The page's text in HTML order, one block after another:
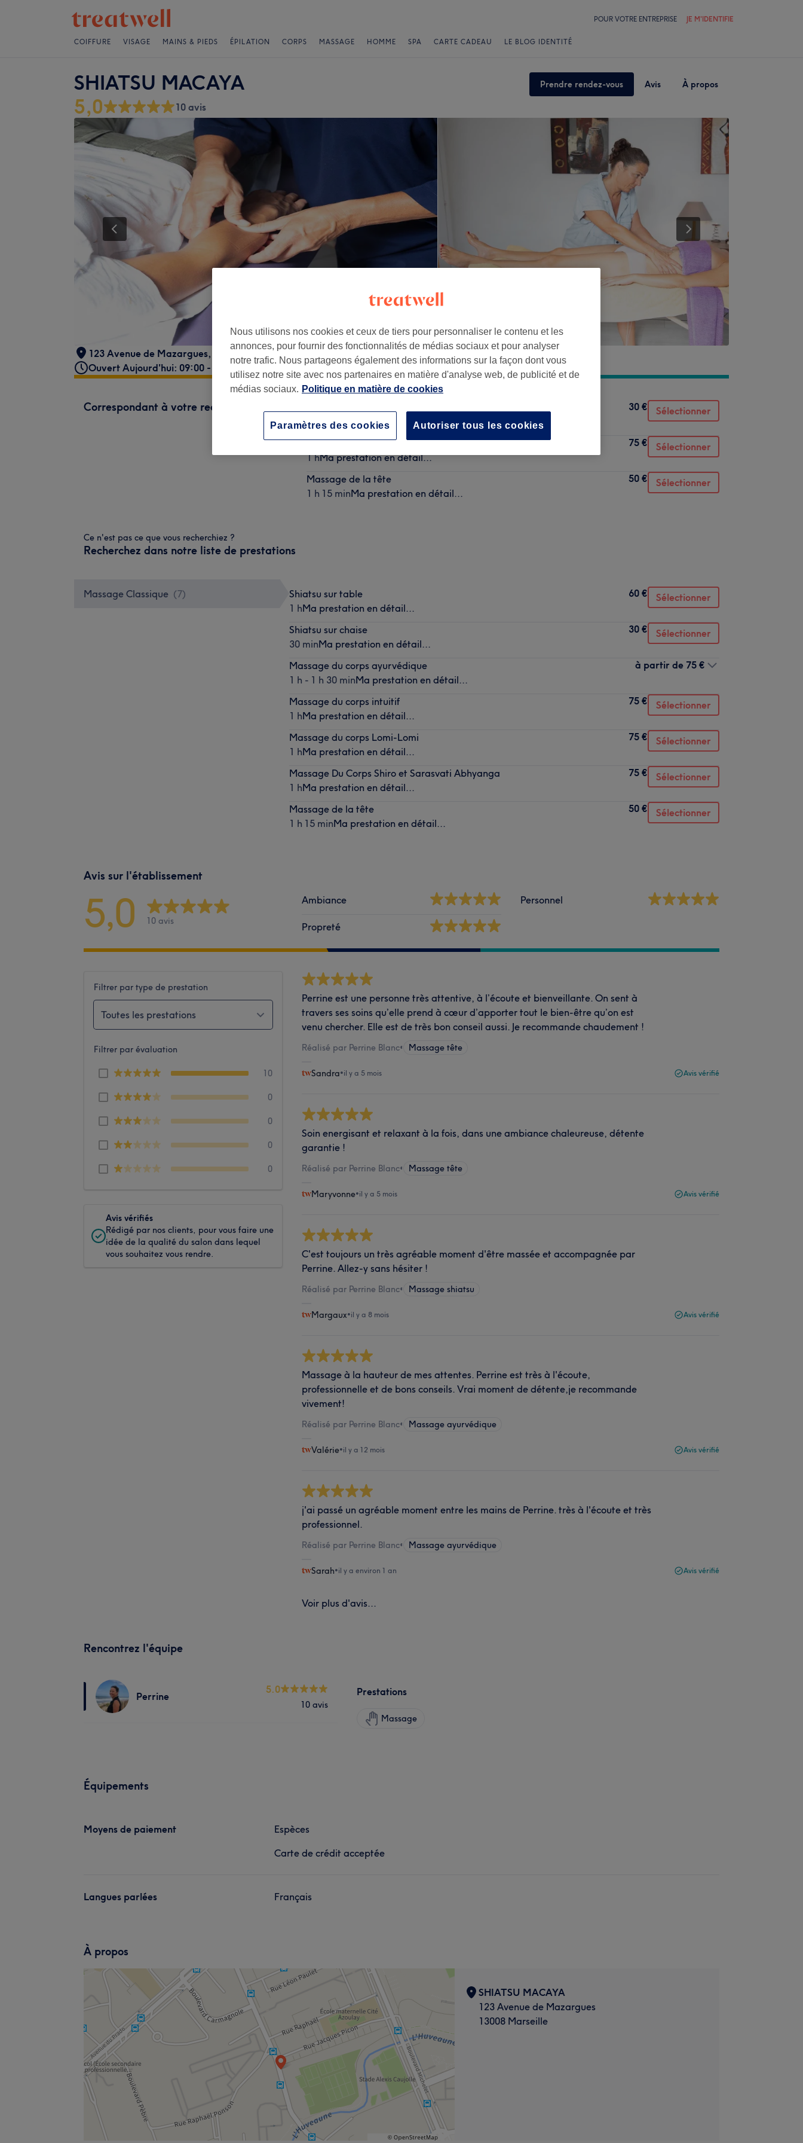
POUR VOTRE ENTREPRISE JE M'IDENTIFIE
COIFFURE VISAGE MAINS & PIEDS ÉPILATION CORPS MASSAGE HOMME SPA CARTE CADEAU LE BLOG IDENTITÉ
SHIATSU MACAYA Prendre rendez-vous Avis À propos
5,0 10 avis
123 Avenue de Mazargues, Marseille, 13008
Ouvert Aujourd'hui: 09:00 - 19:00
Correspondant à votre recherche
30 minMa prestation en détail...
30 € Sélectionner
Massage du corps Lomi-Lomi
1 hMa prestation en détail...
75 € Sélectionner
Massage de la tête
1 h 15 minMa prestation en détail...
50 € Sélectionner
Ce n'est pas ce que vous recherchiez ?
Recherchez dans notre liste de prestations
Massage Classique (7)
Shiatsu sur table
1 hMa prestation en détail...
60 € Sélectionner
Shiatsu sur chaise
30 minMa prestation en détail...
30 € Sélectionner
Massage du corps ayurvédique
1 h - 1 h 30 minMa prestation en détail...
à partir de 75 €
Massage du corps intuitif
1 hMa prestation en détail...
75 € Sélectionner
Massage du corps Lomi-Lomi
1 hMa prestation en détail...
75 € Sélectionner
Massage Du Corps Shiro et Sarasvati Abhyanga
1 hMa prestation en détail...
75 € Sélectionner
Massage de la tête
1 h 15 minMa prestation en détail...
50 € Sélectionner
Avis sur l'établissement
5,0 10 avis
Ambiance
Propreté
Personnel
Filtrer par type de prestation
Toutes les prestations
Filtrer par évaluation
10
0
0
0
0
Avis vérifiés
Rédigé par nos clients, pour vous faire une
idée de la qualité du salon dans lequel
vous souhaitez vous rendre.
Perrine est une personne très attentive, à l’écoute et bienveillante. On sent à
travers ses soins qu’elle prend à cœur d’apporter tout le bien-être qu’on est
venu chercher. Elle est de très bon conseil aussi. Je recommande chaudement !
Réalisé par Perrine Blanc• Massage tête
Sandra•il y a 5 mois Avis vérifié
Soin energisant et relaxant à la fois, dans une ambiance chaleureuse, détente
garantie !
Réalisé par Perrine Blanc• Massage tête
Maryvonne•il y a 5 mois Avis vérifié
C'est toujours un très agréable moment d'être massée et accompagnée par
Perrine. Allez-y sans hésiter !
Réalisé par Perrine Blanc• Massage shiatsu
Margaux•il y a 8 mois Avis vérifié
Massage à la hauteur de mes attentes. Perrine est très à l'écoute,
professionnelle et de bons conseils. Vrai moment de détente,je recommande
vivement!
Réalisé par Perrine Blanc• Massage ayurvédique
Valérie•il y a 12 mois Avis vérifié
j'ai passé un agréable moment entre les mains de Perrine. très à l'écoute et très
professionnel.
Réalisé par Perrine Blanc• Massage ayurvédique
Sarah•il y a environ 1 an Avis vérifié
Voir plus d'avis...
Rencontrez l'équipe
Perrine
5.0
10 avis
Prestations
Massage
Équipements
Moyens de paiement
Espèces
Carte de crédit acceptée
Langues parlées Français
À propos
SHIATSU MACAYA
123 Avenue de Mazargues
13008 Marseille
Nous utilisons nos cookies et ceux de tiers pour personnaliser le contenu et les
annonces, pour fournir des fonctionnalités de médias sociaux et pour analyser
notre trafic. Nous partageons également des informations sur la façon dont vous
utilisez notre site avec nos partenaires en matière d'analyse web, de publicité et de
médias sociaux. Politique en matière de cookies
Autoriser tous les cookies
Paramètres des cookies